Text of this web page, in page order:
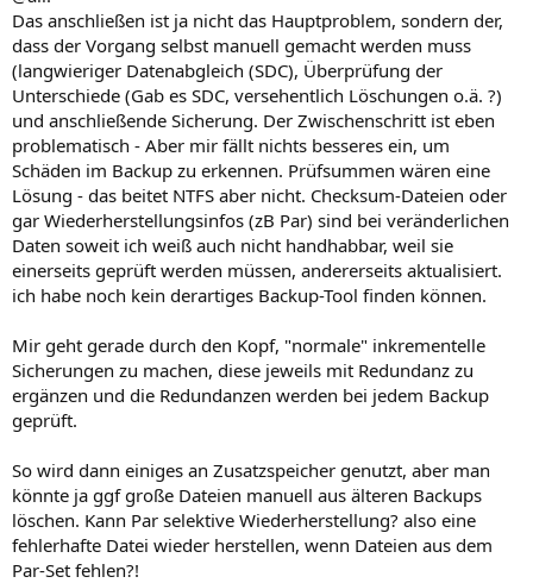
Das anschließen ist ja nicht das Hauptproblem, sondern der,
dass der Vorgang selbst manuell gemacht werden muss
(langwieriger Datenabgleich (SDC), Überprüfung der
Unterschiede (Gab es SDC, versehentlich Löschungen o.ä. ?)
und anschließende Sicherung. Der Zwischenschritt ist eben
problematisch - Aber mir fällt nichts besseres ein, um
Schäden im Backup zu erkennen. Prüfsummen wären eine
Lösung - das beitet NTFS aber nicht. Checksum-Dateien oder
gar Wiederherstellungsinfos (zB Par) sind bei veränderlichen
Daten soweit ich weiß auch nicht handhabbar, weil sie
einerseits geprüft werden müssen, andererseits aktualisiert.
ich habe noch kein derartiges Backup-Tool finden können.
Mir geht gerade durch den Kopf, "normale" inkrementelle
Sicherungen zu machen, diese jeweils mit Redundanz zu
ergänzen und die Redundanzen werden bei jedem Backup
geprüft.
So wird dann einiges an Zusatzspeicher genutzt, aber man
könnte ja ggf große Dateien manuell aus älteren Backups
löschen. Kann Par selektive Wiederherstellung? also eine
fehlerhafte Datei wieder herstellen, wenn Dateien aus dem
Par-Set fehlen?!